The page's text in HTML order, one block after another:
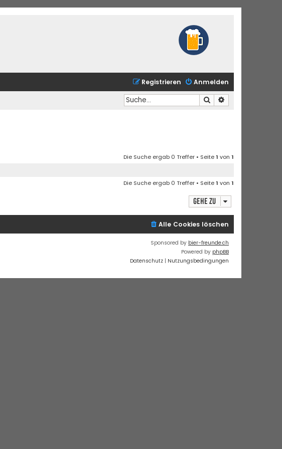
Anmelden
Registrieren
Suche
Die Suche ergab 0 Treffer • Seite1 von 1
Die Suche ergab 0 Treffer • Seite1 von 1
Gehe zu
Alle Cookies löschen
Sponsored by bier-freunde.ch
Powered by phpBB
Datenschutz | Nutzungsbedingungen